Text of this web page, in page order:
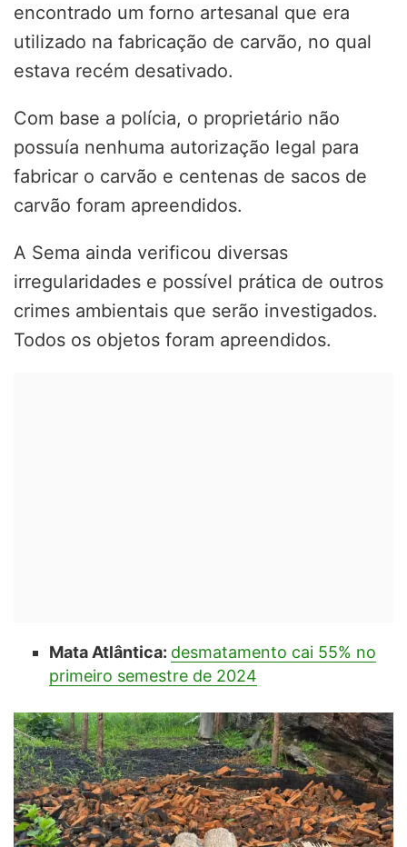
encontrado um forno artesanal que era
utilizado na fabricação de carvão, no qual
estava recém desativado.
Com base a polícia, o proprietário não
possuía nenhuma autorização legal para
fabricar o carvão e centenas de sacos de
carvão foram apreendidos.
A Sema ainda verificou diversas
irregularidades e possível prática de outros
crimes ambientais que serão investigados.
Todos os objetos foram apreendidos.
Mata Atlântica: desmatamento cai 55% no
primeiro semestre de 2024